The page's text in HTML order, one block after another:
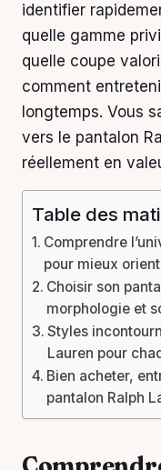
identifier
quelle gamme
quelle coupe
comment
longtemps. Vous
vers le pantalon
réellement en
Table des
Comprendre
pour mieux
Choisir son
morphologie et
Styles
Lauren pour
Bien acheter,
pantalon Ralph